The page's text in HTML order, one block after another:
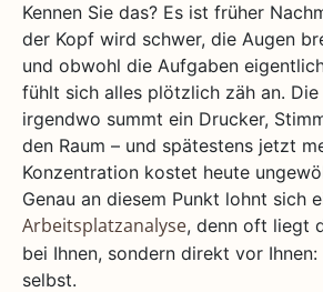
Kennen Sie das? Es ist früher
der Kopf wird schwer, die Augen
und obwohl die Aufgaben
fühlt sich alles plötzlich zäh an.
irgendwo summt ein Drucker,
den Raum – und spätestens jetzt
Konzentration kostet heute
Genau an diesem Punkt lohnt sich
Arbeitsplatzanalyse, denn oft liegt
bei Ihnen, sondern direkt vor
selbst.